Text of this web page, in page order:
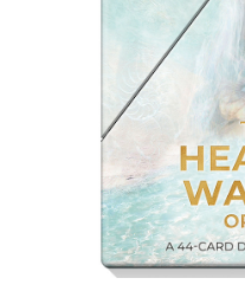
カード関連グッズ